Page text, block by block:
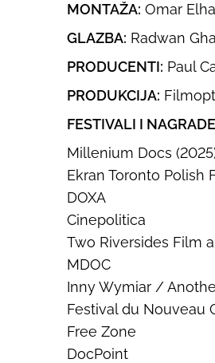
MONTAŽA: Omar
GLAZBA: Radwan
PRODUCENTI: Paul
PRODUKCIJA:
FESTIVALI I
Millenium Docs
Ekran Toronto Polish
DOXA
Cinepolitica
Two Riversides Film
MDOC
Inny Wymiar /
Festival du Nouveau
Free Zone
DocPoint